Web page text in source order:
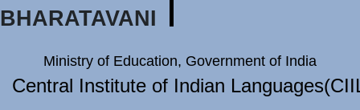
BHARATAVANI
Ministry of Education, Government of India
Central Institute of Indian